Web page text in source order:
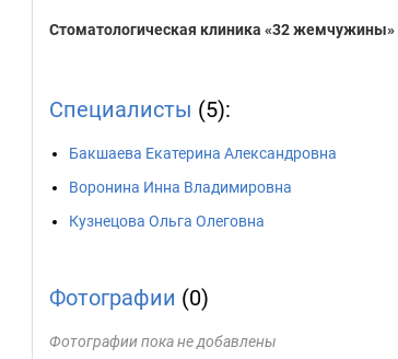
Стоматологическая клиника «32 жемчужины»
Специалисты (5):
Бакшаева Екатерина Александровна
Воронина Инна Владимировна
Кузнецова Ольга Олеговна
Фотографии (0)
Фотографии пока не добавлены